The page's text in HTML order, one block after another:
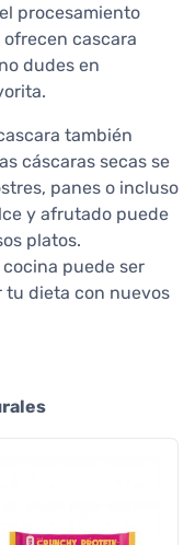
procesamiento
cascara
dudes en
también
cáscaras secas se
panes o incluso
y afrutado puede
platos.
puede ser
tu dieta con nuevos